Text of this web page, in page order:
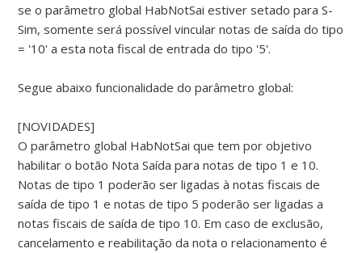
se o parâmetro global HabNotSai estiver setado para S-
Sim, somente será possível vincular notas de saída do tipo
= '10' a esta nota fiscal de entrada do tipo '5'.
Segue abaixo funcionalidade do parâmetro global:
[NOVIDADES]
O parâmetro global HabNotSai que tem por objetivo
habilitar o botão Nota Saída para notas de tipo 1 e 10.
Notas de tipo 1 poderão ser ligadas à notas fiscais de
saída de tipo 1 e notas de tipo 5 poderão ser ligadas a
notas fiscais de saída de tipo 10. Em caso de exclusão,
cancelamento e reabilitação da nota o relacionamento é